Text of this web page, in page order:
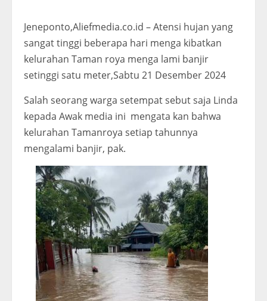
Jeneponto,Aliefmedia.co.id – Atensi hujan yang
sangat tinggi beberapa hari menga kibatkan
kelurahan Taman roya menga lami banjir
setinggi satu meter,Sabtu 21 Desember 2024
Salah seorang warga setempat sebut saja Linda
kepada Awak media ini mengata kan bahwa
kelurahan Tamanroya setiap tahunnya
mengalami banjir, pak.